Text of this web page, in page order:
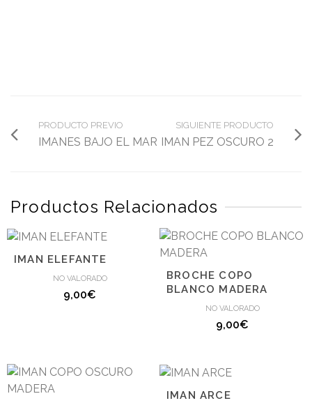
PRODUCTO PREVIO
IMANES BAJO EL MAR
SIGUIENTE PRODUCTO
IMAN PEZ OSCURO 2
Productos Relacionados
IMAN ELEFANTE
NO VALORADO
9,00€
BROCHE COPO
BLANCO MADERA
NO VALORADO
9,00€
IMAN ARCE